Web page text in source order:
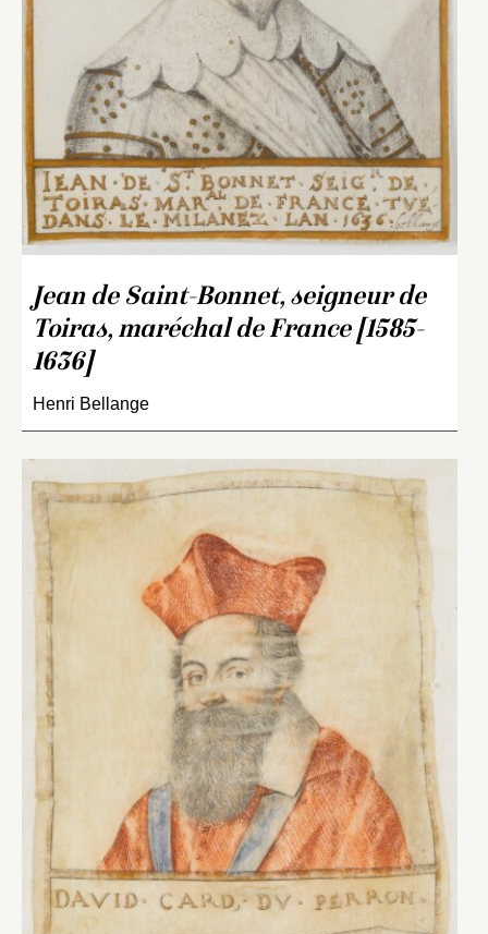
Jean de Saint-Bonnet, seigneur de
Toiras, maréchal de France [1585-
1636]
Henri Bellange